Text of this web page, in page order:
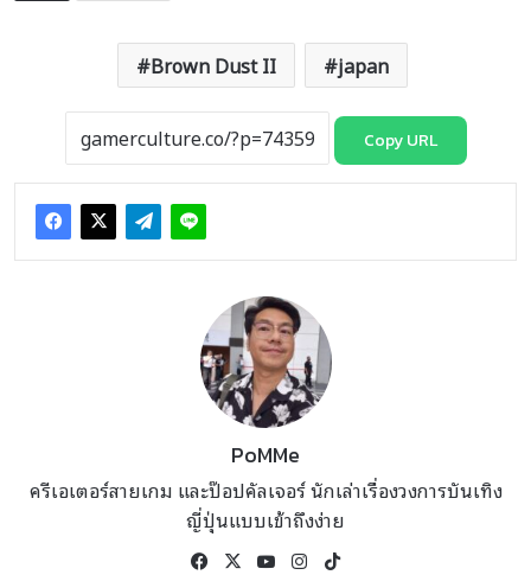
Brown Dust II japan
Copy URL
PoMMe
ครีเอเตอร์สายเกม และป๊อปคัลเจอร์ นักเล่าเรื่องวงการบันเทิง
ญี่ปุ่นแบบเข้าถึงง่าย
Facebook
X YouTubeInstagram